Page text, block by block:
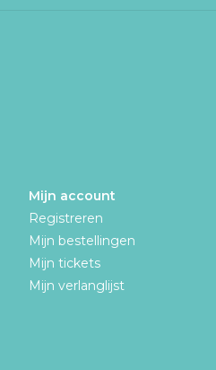
Mijn account
Registreren
Mijn bestellingen
Mijn tickets
Mijn verlanglijst